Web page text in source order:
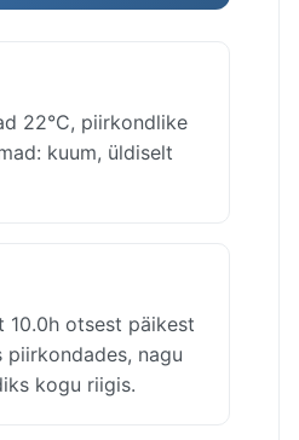
22°C, piirkondlike
kuum, üldiselt
otsest päikest
piirkondades, nagu
kogu riigis.